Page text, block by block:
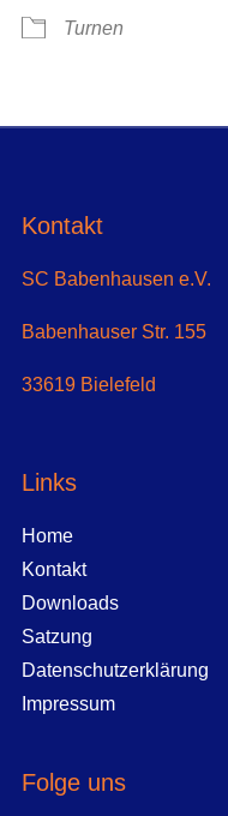
Turnen
Kontakt
SC Babenhausen e.V.
Babenhauser Str. 155
33619 Bielefeld
Links
Home
Kontakt
Downloads
Satzung
Datenschutzerklärung
Impressum
Folge uns